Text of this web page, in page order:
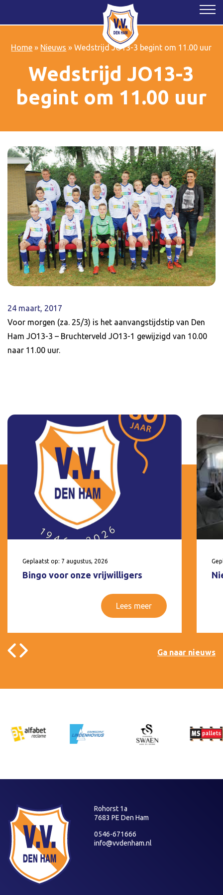
Home » Nieuws »Wedstrijd JO13-3 begint om 11.00 uur
Wedstrijd JO13-3
begint om 11.00 uur
24 maart, 2017
Voor morgen (za. 25/3) is het aanvangstijdstip van Den
Ham JO13-3 – Bruchterveld JO13-1 gewijzigd van 10.00
naar 11.00 uur.
Geplaatst op: 7 augustus, 2026
Bingo voor onze vrijwilligers
Lees meer
Ga naar nieuws
Rohorst 1a
7683 PE Den Ham
0546-671666
info@vvdenham.nl